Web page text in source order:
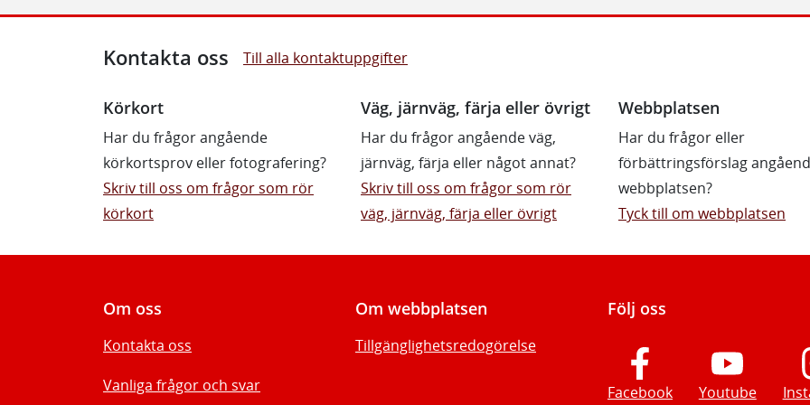
Kontakta oss Till alla kontaktuppgifter
Körkort
Har du frågor angående
körkortsprov eller fotografering?
Skriv till oss om frågor som rör
körkort
Väg, järnväg, färja eller övrigt
Har du frågor angående väg,
järnväg, färja eller något annat?
Skriv till oss om frågor som rör
väg, järnväg, färja eller övrigt
Webbplatsen
Har du frågor eller
förbättringsförslag
webbplatsen?
Tyck till om webbplatsen
Om oss
Kontakta oss
Vanliga frågor och svar
Om webbplatsen
Tillgänglighetsredogörelse
Följ oss
Facebook Youtube